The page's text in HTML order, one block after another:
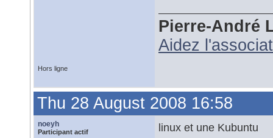
Pierre-André
Aidez
Hors ligne
Thu 28 August 2008 16:58
noeyh
Participant actif
linux et une Kubuntu